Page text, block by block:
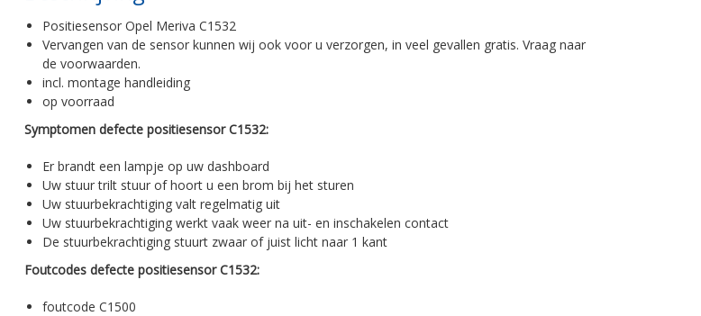
Positiesensor Opel Meriva C1532
Vervangen van de sensor kunnen wij ook voor u verzorgen, in veel gevallen gratis. Vraag naar
de voorwaarden.
incl. montage handleiding
op voorraad
Symptomen defecte positiesensor C1532:
Er brandt een lampje op uw dashboard
Uw stuur trilt stuur of hoort u een brom bij het sturen
Uw stuurbekrachtiging valt regelmatig uit
Uw stuurbekrachtiging werkt vaak weer na uit- en inschakelen contact
De stuurbekrachtiging stuurt zwaar of juist licht naar 1 kant
Foutcodes defecte positiesensor C1532:
foutcode C1500